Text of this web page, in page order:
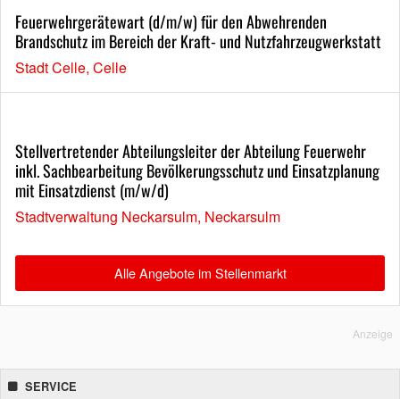
Feuerwehrgerätewart (d/m/w) für den Abwehrenden
Brandschutz im Bereich der Kraft- und Nutzfahrzeugwerkstatt
Stadt Celle, Celle
Stellvertretender Abteilungsleiter der Abteilung Feuerwehr
inkl. Sachbearbeitung Bevölkerungsschutz und Einsatzplanung
mit Einsatzdienst (m/w/d)
Stadtverwaltung Neckarsulm, Neckarsulm
Alle Angebote im Stellenmarkt
Anzeige
SERVICE